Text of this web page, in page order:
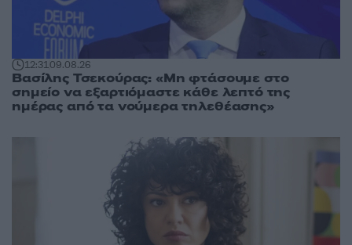
12:3109.08.26
Βασίλης Τσεκούρας: «Μη φτάσουμε στο
σημείο να εξαρτιόμαστε κάθε λεπτό της
ημέρας από τα νούμερα τηλεθέασης»